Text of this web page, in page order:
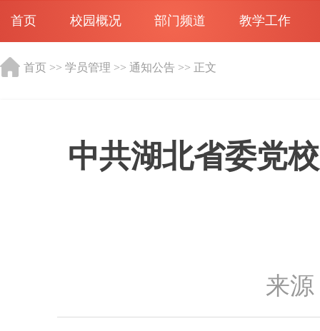
首页 校园概况 部门频道 教学工作
首页 >> 学员管理 >> 通知公告 >> 正文
中共湖北省委党
来